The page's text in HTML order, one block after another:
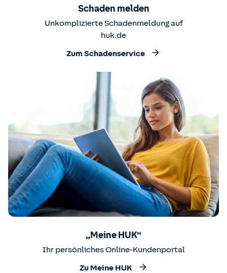
Schaden melden
Unkomplizierte Schadenmeldung auf
huk.de
Zum Schadenservice
„Meine HUK“
Ihr persönliches Online-Kundenportal
Zu Meine HUK